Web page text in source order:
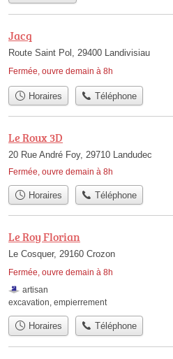
Jacq
Route Saint Pol, 29400 Landivisiau
Fermée, ouvre demain à 8h
Horaires Téléphone
Le Roux 3D
20 Rue André Foy, 29710 Landudec
Fermée, ouvre demain à 8h
Horaires Téléphone
Le Roy Florian
Le Cosquer, 29160 Crozon
Fermée, ouvre demain à 8h
artisan
excavation, empierrement
Horaires Téléphone